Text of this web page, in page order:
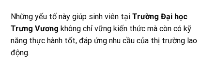
Những yếu tố này giúp sinh viên tại Trường Đại học
Trưng Vương không chỉ vững kiến thức mà còn có kỹ
năng thực hành tốt, đáp ứng nhu cầu của thị trường lao
động.